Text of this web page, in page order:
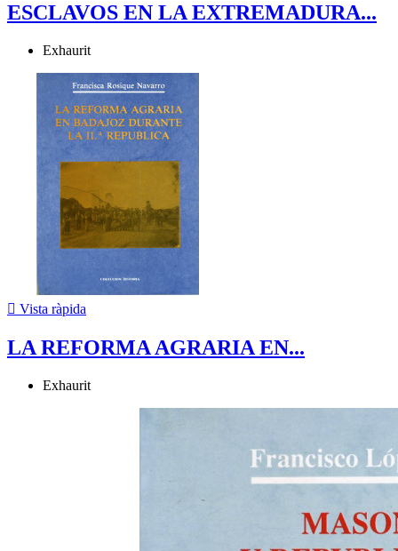
ESCLAVOS EN LA EXTREMADURA...
Exhaurit
 Vista ràpida
LA REFORMA AGRARIA EN...
Exhaurit